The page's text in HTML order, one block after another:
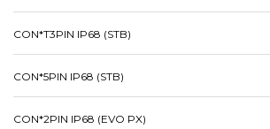
CON*T3PIN IP68 (STB)
CON*5PIN IP68 (STB)
CON*2PIN IP68 (EVO PX)